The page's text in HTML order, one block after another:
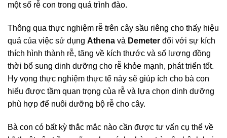
một số rễ con trong quá trình đào.
Thông qua thực nghiệm rễ trên cây sầu riêng cho thấy hiệu
quả của việc sử dụng Athena và Demeter đối với sự kích
thích hình thành rễ, tăng về kích thước và số lượng đồng
thời bổ sung dinh dưỡng cho rễ khỏe mạnh, phát triển tốt.
Hy vọng thực nghiệm thực tế này sẽ giúp ích cho bà con
hiểu được tầm quan trọng của rễ và lựa chọn dinh dưỡng
phù hợp để nuôi dưỡng bộ rễ cho cây.
Bà con có bất kỳ thắc mắc nào cần được tư vấn cụ thể về